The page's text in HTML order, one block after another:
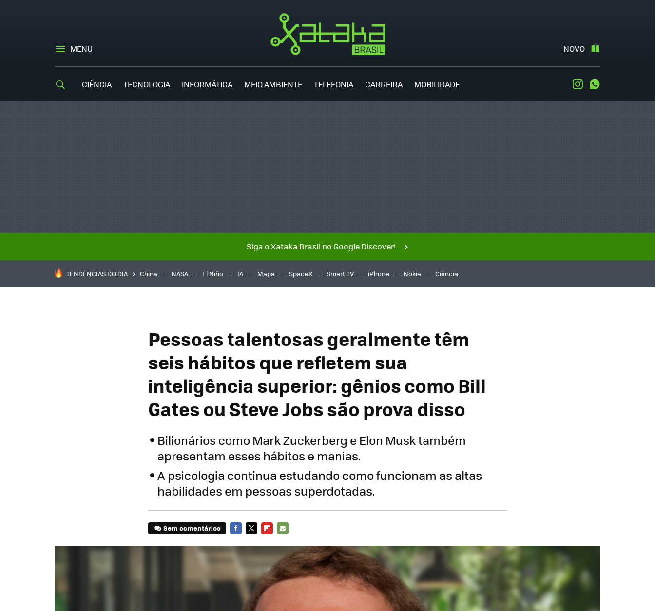
MENU NOVO
CIÊNCIA TECNOLOGIA INFORMÁTICA MEIO AMBIENTE TELEFONIA CARREIRA MOBILIDADE Instagram
Siga o Xataka Brasil no Google Discover!
TENDÊNCIAS DO DIA China NASA El Niño IA Mapa SpaceX Smart TV iPhone Nokia Ciência
Pessoas talentosas geralmente têm
seis hábitos que refletem sua
inteligência superior: gênios como Bill
Gates ou Steve Jobs são prova disso
Bilionários como Mark Zuckerberg e Elon Musk também
apresentam esses hábitos e manias.
A psicologia continua estudando como funcionam as altas
habilidades em pessoas superdotadas.
Sem comentários